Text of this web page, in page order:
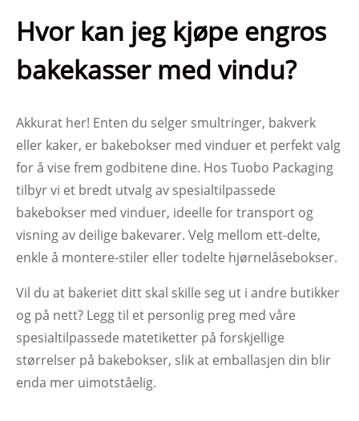
Hvor kan jeg kjøpe engros
bakekasser med vindu?
Akkurat her! Enten du selger smultringer, bakverk
eller kaker, er bakebokser med vinduer et perfekt valg
for å vise frem godbitene dine. Hos Tuobo Packaging
tilbyr vi et bredt utvalg av spesialtilpassede
bakebokser med vinduer, ideelle for transport og
visning av deilige bakevarer. Velg mellom ett-delte,
enkle å montere-stiler eller todelte hjørnelåsebokser.
Vil du at bakeriet ditt skal skille seg ut i andre butikker
og på nett? Legg til et personlig preg med våre
spesialtilpassede matetiketter på forskjellige
størrelser på bakebokser, slik at emballasjen din blir
enda mer uimotståelig.